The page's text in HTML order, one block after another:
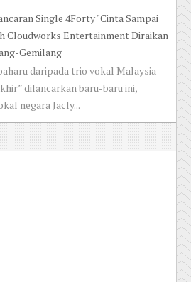
Single 4Forty "Cinta Sampai
Cloudworks Entertainment Diraikan
Gemilang
daripada trio vokal Malaysia
dilancarkan baru-baru ini,
negara Jacly...